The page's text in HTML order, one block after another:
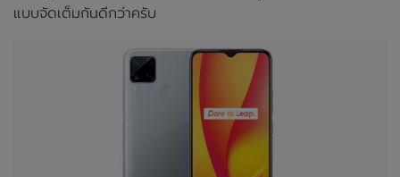
แบบจัดเต็มกันดีกว่าครับ